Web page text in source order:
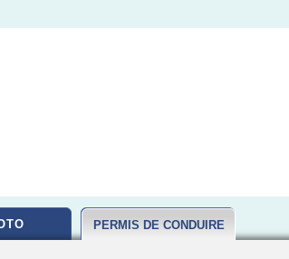
PERMIS DE CONDUIRE